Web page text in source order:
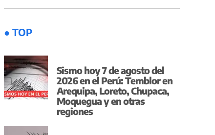
● TOP
Sismo hoy 7 de agosto del
2026 en el Perú: Temblor en
Arequipa, Loreto, Chupaca,
Moquegua y en otras
regiones